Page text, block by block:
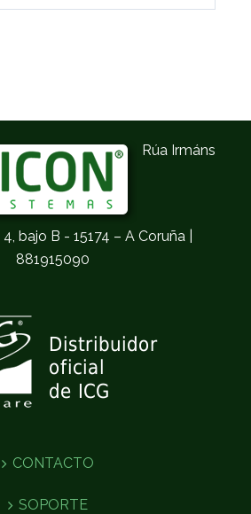
Rúa Irmáns
bajo B - 15174 – A Coruña |
881915090
CONTACTO
SOPORTE